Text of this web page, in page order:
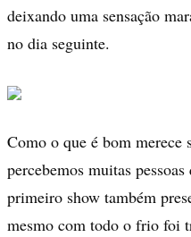
deixando uma sensação
no dia seguinte.
Como o que é bom merece
percebemos muitas
primeiro show também
mesmo com todo o frio foi